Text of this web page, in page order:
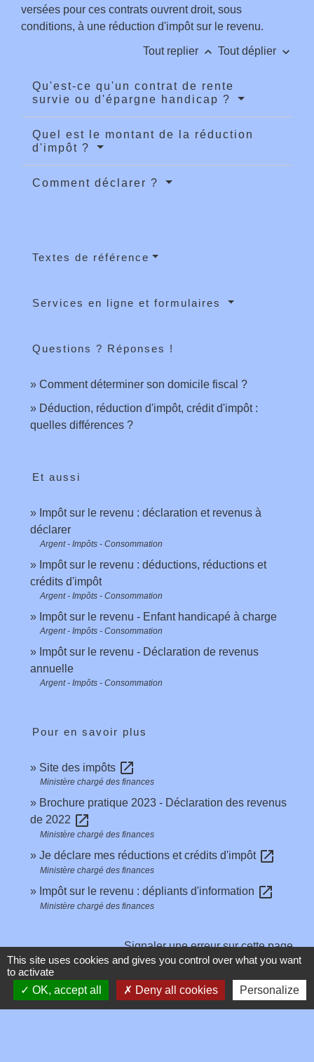
versées pour ces contrats ouvrent droit, sous
conditions, à une réduction d'impôt sur le revenu.
Tout replier keyboard_arrow_up Tout déplier keyboard_arrow_down
Qu'est-ce qu'un contrat de rente
survie ou d'épargne handicap ?
Quel est le montant de la réduction
d'impôt ?
Comment déclarer ?
Textes de référence
Services en ligne et formulaires
Questions ? Réponses !
Comment déterminer son domicile fiscal ?
Déduction, réduction d'impôt, crédit d'impôt :
quelles différences ?
Et aussi
Impôt sur le revenu : déclaration et revenus à
déclarer
Argent - Impôts - Consommation
Impôt sur le revenu : déductions, réductions et
crédits d'impôt
Argent - Impôts - Consommation
Impôt sur le revenu - Enfant handicapé à charge
Argent - Impôts - Consommation
Impôt sur le revenu - Déclaration de revenus
annuelle
Argent - Impôts - Consommation
Pour en savoir plus
Site des impôts open_in_new
Ministère chargé des finances
Brochure pratique 2023 - Déclaration des revenus
de 2022 open_in_new
Ministère chargé des finances
Je déclare mes réductions et crédits d'impôt open_in_new
Ministère chargé des finances
Impôt sur le revenu : dépliants d'information open_in_new
Ministère chargé des finances
Signaler une erreur sur cette page
This site uses cookies and gives you control over what you want
to activate
OK, accept all
Deny all cookies Personalize